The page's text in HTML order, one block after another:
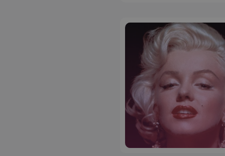
__cf_bm
__cf_bm